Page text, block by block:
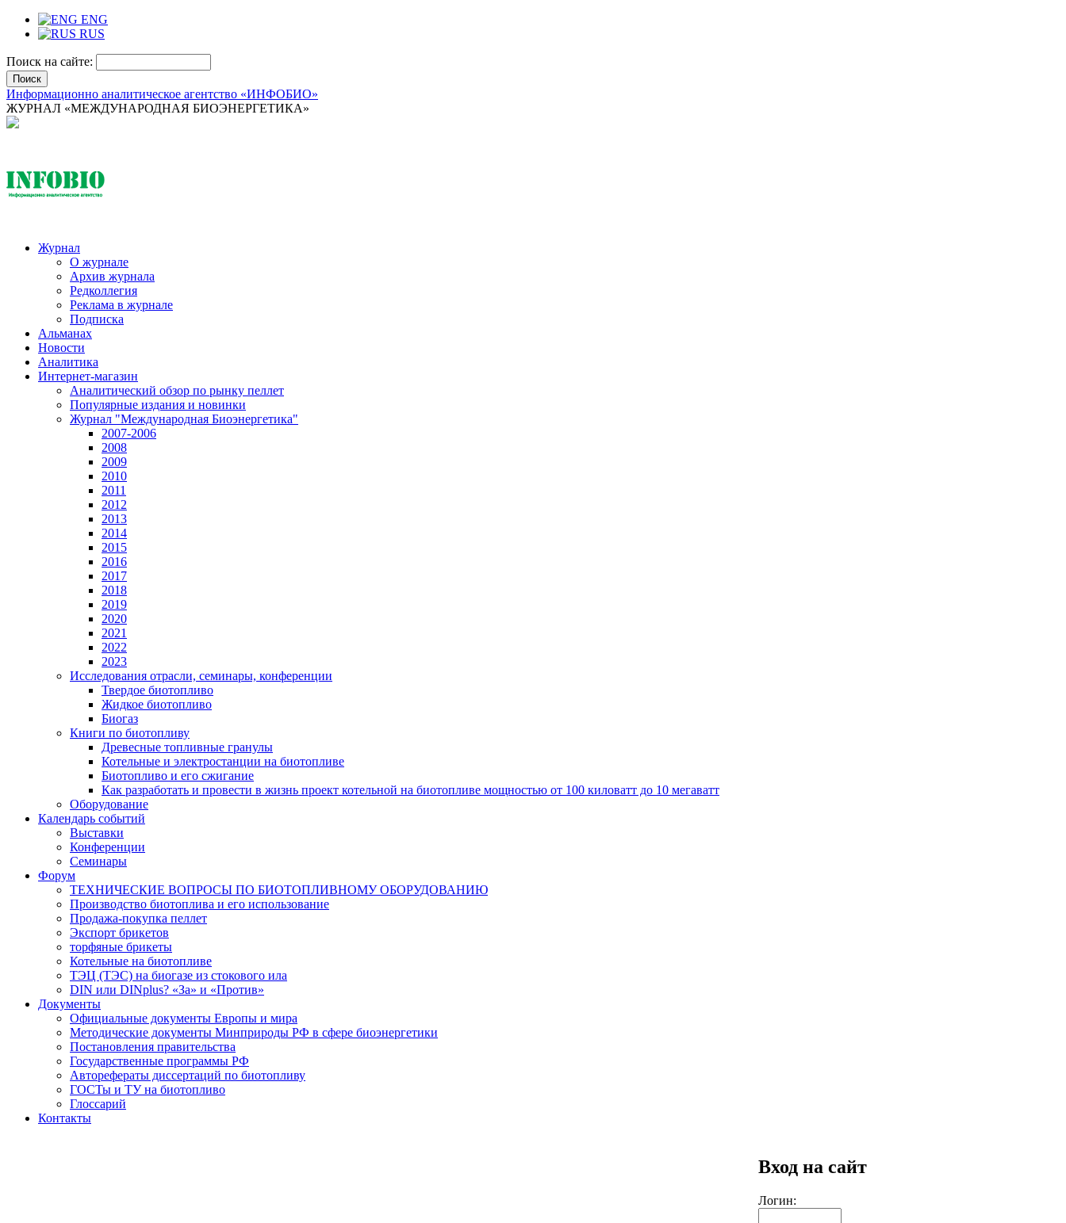
ENG
RUS
Поиск на сайте:
Информационно аналитическое агентство «ИНФОБИО»
ЖУРНАЛ «МЕЖДУНАРОДНАЯ БИОЭНЕРГЕТИКА»
Журнал
О журнале
Архив журнала
Редколлегия
Реклама в журнале
Подписка
Альманах
Новости
Аналитика
Интернет-магазин
Аналитический обзор по рынку пеллет
Популярные издания и новинки
Журнал "Международная Биоэнергетика"
2007-2006
2008
2009
2010
2011
2012
2013
2014
2015
2016
2017
2018
2019
2020
2021
2022
2023
Исследования отрасли, семинары, конференции
Твердое биотопливо
Жидкое биотопливо
Биогаз
Книги по биотопливу
Древесные топливные гранулы
Котельные и электростанции на биотопливе
Биотопливо и его сжигание
Как разработать и провести в жизнь проект котельной на биотопливе мощностью от 100 киловатт до 10 мегаватт
Оборудование
Календарь событий
Выставки
Конференции
Семинары
Форум
ТЕХНИЧЕСКИЕ ВОПРОСЫ ПО БИОТОПЛИВНОМУ ОБОРУДОВАНИЮ
Производство биотоплива и его использование
Продажа-покупка пеллет
Экспорт брикетов
торфяные брикеты
Котельные на биотопливе
ТЭЦ (ТЭС) на биогазе из стокового ила
DIN или DINplus? «За» и «Против»
Документы
Официальные документы Европы и мира
Методические документы Минприроды РФ в сфере биоэнергетики
Постановления правительства
Государственные программы РФ
Авторефераты диссертаций по биотопливу
ГОСТы и ТУ на биотопливо
Глоссарий
Контакты
Вход на сайт
Логин: